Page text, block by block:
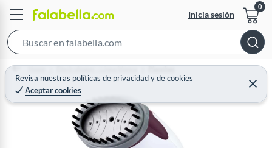
Inicia sesión
e
a
c
h
B
Revisa nuestras políticas de privacidadydecookies
Aceptar cookies
C
e
r
Home Electrohogar - Línea blanca Planchas